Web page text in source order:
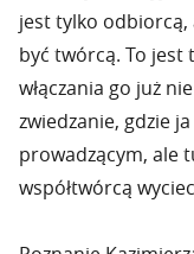
jest tylko odbiorcą,
być twórcą. To jest
włączania go już
zwiedzanie, gdzie
prowadzącym, ale
współtwórcą